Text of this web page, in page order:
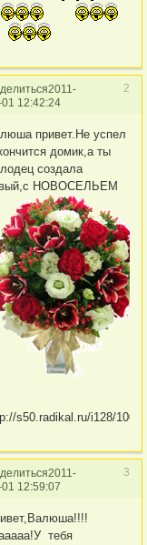
2
2011-
12:42:24
привет.Не успел
домик,а ты
создала
НОВОСЕЛЬЕМ
3
2011-
12:59:07
тебя